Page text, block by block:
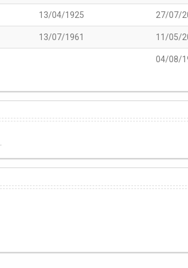
13/04/1925 27/07/
13/07/1961 11/05/
04/08/